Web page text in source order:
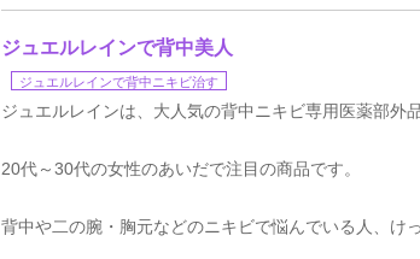
ジュエルレインで背中美人
ジュエルレインで背中ニキビ治す
ジュエルレインは、大人気の背中ニキビ専用医薬部外
20代～30代の女性のあいだで注目の商品です。
背中や二の腕・胸元などのニキビで悩んでいる人、け